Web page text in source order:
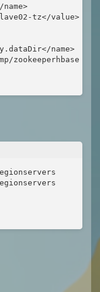
tz</value>
name>
zookeeperhbase